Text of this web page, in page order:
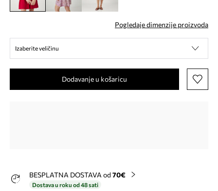
Pogledaje dimenzije proizvoda
Izaberite veličinu
Dodavanje u košaricu
BESPLATNA DOSTAVA od 70€
Dostava u roku od 48 sati